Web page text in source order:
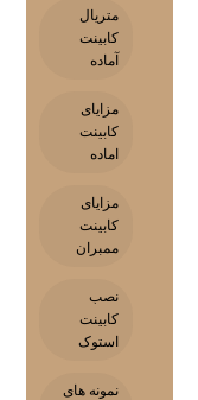
متریال
کابینت
آماده
مزایای
کابینت
اماده
مزایای
کابینت
ممبران
نصب
کابینت
استوک
نمونه های